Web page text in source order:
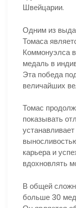
Швейцарии.
Одним из
Томаса
Коммонуэлса
медаль в
Эта победа
величайших
Томас
показывать
карьера и
вдохновлять
В общей
больше 30